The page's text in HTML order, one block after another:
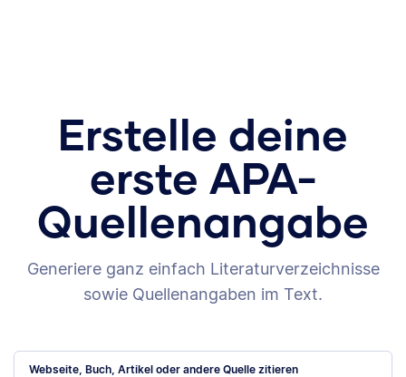
Erstelle deine
erste APA-
Quellenangabe
Generiere ganz einfach Literaturverzeichnisse
sowie Quellenangaben im Text.
Webseite, Buch, Artikel oder andere Quelle zitieren